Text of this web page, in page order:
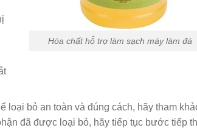
Hóa chất hỗ trợ làm sạch máy làm đá
loại bỏ an toàn và đúng cách, hãy tham
đã được loại bỏ, hãy tiếp tục bước tiếp